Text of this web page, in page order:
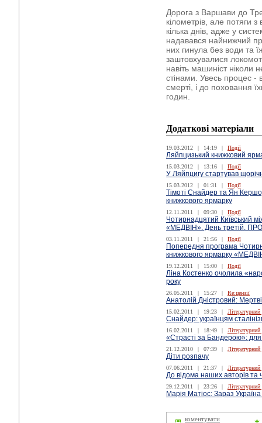
Дорога з Варшави до
кілометрів, але потяги
кілька днів, адже у
надавався найнижчий
них гинула без води та
заштовхувалися
навіть машиніст ніколи
стінами. Увесь процес -
смерті, і до поховання
годин.
Додаткові матеріали
19.03.2012 | 14:19 | Події
Ляйпцизький книжковий
15.03.2012 | 13:16 | Події
У Ляйпцигу стартував
15.03.2012 | 01:31 | Події
Тімоті Снайдер та Ян
книжкового ярмарку
12.11.2011 | 09:30 | Події
Чотирнадцятий Київський
«МЕДВІН». День третій.
03.11.2011 | 21:56 | Події
Попередня програма
книжкового ярмарку
19.12.2011 | 15:00 | Події
Ліна Костенко очолила
року
26.05.2011 | 15:27 | Re:цензії
Анатолій Дністровий:
15.02.2011 | 19:23 |
Снайдер: українцям
16.02.2011 | 18:49 |
«Страсті за Бандерою»:
21.12.2010 | 07:39 |
Діти розпачу
07.06.2011 | 21:37 |
До відома наших авторів та
29.12.2011 | 23:26 |
Марія Матіос: Зараз
коментувати